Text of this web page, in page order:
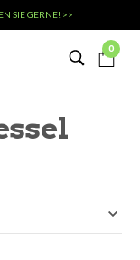
SIE GERNE! >>
0